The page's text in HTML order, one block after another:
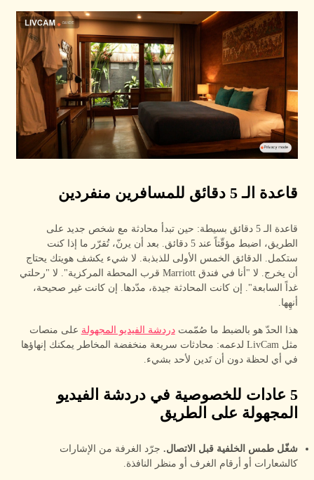
قاعدة الـ 5 دقائق للمسافرين منفردين
قاعدة الـ 5 دقائق بسيطة: حين تبدأ محادثة مع شخص جديد على
الطريق، اضبط مؤقّتاً عند 5 دقائق. بعد أن يرنّ، تُقرّر ما إذا كنت
ستكمل. الدقائق الخمس الأولى للذبذبة. لا شيء يكشف هويتك يحتاج
أن يخرج. لا "أنا في فندق Marriott قرب المحطة المركزية". لا "رحلتي
غداً السابعة". إن كانت المحادثة جيدة، مدّدها. إن كانت غير صحيحة،
أنهِها.
هذا الحدّ هو بالضبط ما صُمّمتدردشة الفيديو المجهولة على منصات
مثل LivCam لدعمه: محادثات سريعة منخفضة المخاطر يمكنك إنهاؤها
في أي لحظة دون أن تَدين لأحد بشيء.
5 عادات للخصوصية في دردشة الفيديو
المجهولة على الطريق
شغّل طمس الخلفية قبل الاتصال. جرّد الغرفة من الإشارات
كالشعارات أو أرقام الغرف أو منظر النافذة.